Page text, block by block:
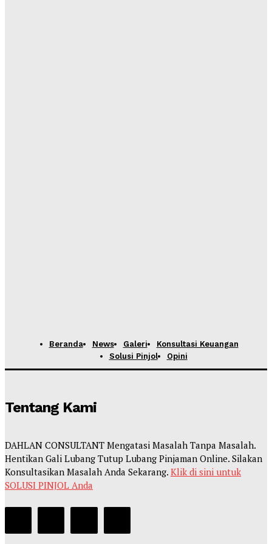
Beranda News Galeri
Konsultasi Keuangan
Solusi Pinjol
Opini
Tentang Kami
DAHLAN CONSULTANT Mengatasi Masalah Tanpa Masalah.
Hentikan Gali Lubang Tutup Lubang Pinjaman Online. Silakan
Konsultasikan Masalah Anda Sekarang. Klik di sini untuk
SOLUSI PINJOL Anda